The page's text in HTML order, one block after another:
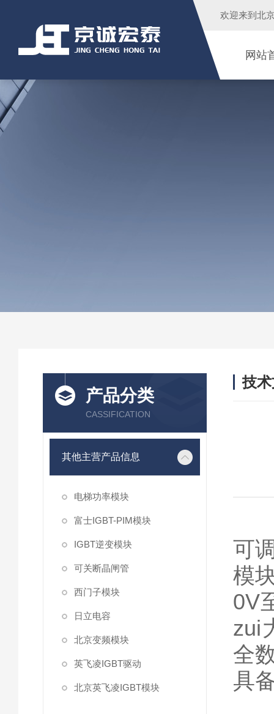
欢迎来到 北
网站
产品分类
CASSIFICATION
其他主营产品信息
电梯功率模块
富士IGBT-PIM模块
IGBT逆变模块
可关断晶闸管
西门子模块
日立电容
北京变频模块
英飞凌IGBT驱动
北京英飞凌IGBT模块
技
可
模
0V
zui
全
具